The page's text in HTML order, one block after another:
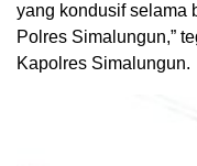
yang kondusif selama
Polres Simalungun,”
Kapolres Simalungun.